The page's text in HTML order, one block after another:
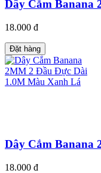
Dây Cắm Banana
18.000 đ
Đặt hàng
Dây Cắm Banana
18.000 đ